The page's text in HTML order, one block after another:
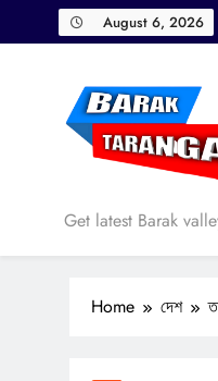
to
August 6, 2026
Barak
Get latest Barak
Home দেশ